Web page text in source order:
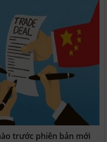
trước phiên bản mới